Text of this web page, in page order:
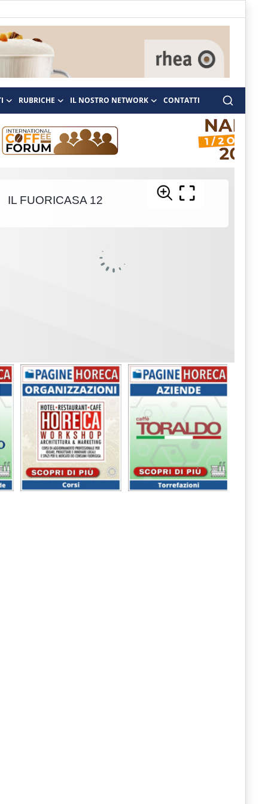
RUBRICHE IL NOSTRO NETWORK CONTATTI